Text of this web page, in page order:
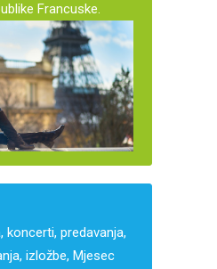
Francuske.
koncerti, predavanja,
izložbe, Mjesec